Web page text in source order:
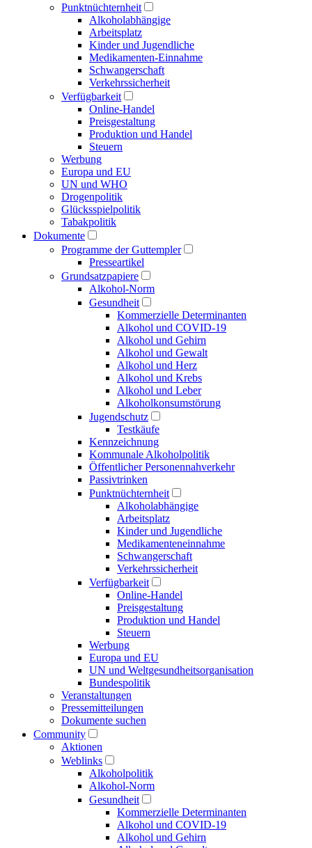
Punktnüchternheit
Alkoholabhängige
Arbeitsplatz
Kinder und Jugendliche
Medikamenten-Einnahme
Schwangerschaft
Verkehrssicherheit
Verfügbarkeit
Online-Handel
Preisgestaltung
Produktion und Handel
Steuern
Werbung
Europa und EU
UN und WHO
Drogenpolitik
Glücksspielpolitik
Tabakpolitik
Dokumente
Programme der Guttempler
Presse­artikel
Grundsatzpapiere
Alkohol-Norm
Gesundheit
Kommerzielle Determinanten
Alkohol und COVID-19
Alkohol und Gehirn
Alkohol und Gewalt
Alkohol und Herz
Alkohol und Krebs
Alkohol und Leber
Alkoholkonsumstörung
Jugendschutz
Testkäufe
Kennzeichnung
Kommunale Alkoholpolitik
Öffentlicher Personen­nahverkehr
Passivtrinken
Punkt­nüchternheit
Alkohol­abhängige
Arbeitsplatz
Kinder und Jugendliche
Medikamenten­einnahme
Schwangerschaft
Verkehrs­sicherheit
Verfügbarkeit
Online-Handel
Preisgestaltung
Produktion und Handel
Steuern
Werbung
Europa und EU
UN und Welt­gesundheits­organisation
Bundespolitik
Veranstaltungen
Presse­mitteilungen
Dokumente suchen
Community
Aktionen
Weblinks
Alkoholpolitik
Alkohol-Norm
Gesundheit
Kommerzielle Determinanten
Alkohol und COVID-19
Alkohol und Gehirn